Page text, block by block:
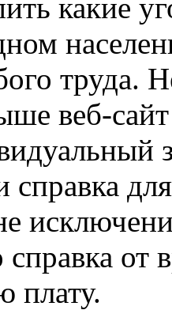
какие
труда.
веб-
справка
от
плату.